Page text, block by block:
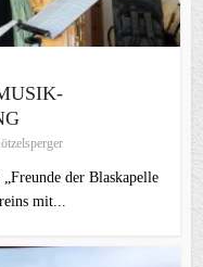
der Blaskapelle
mit...